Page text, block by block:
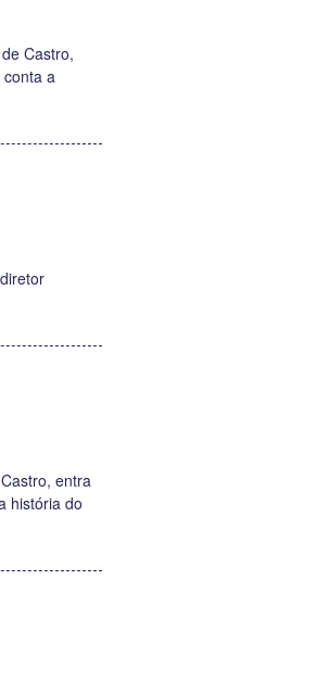
Castro,
a
entra
história do